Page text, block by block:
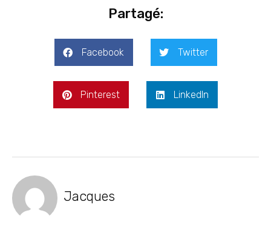
Partagé:
Facebook Twitter
Pinterest LinkedIn
Jacques